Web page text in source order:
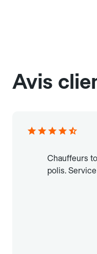
Avis
Chauffeurs
polis.